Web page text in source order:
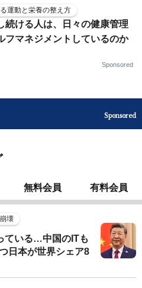
運動と栄養の整え方
続ける人は、日々の健康管理
フマネジメントしているのか
Sponsored
Sponsored
無料会員 有料会員
壊
ている…中国のITも
日本が世界シェア8